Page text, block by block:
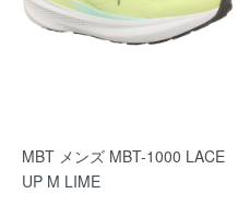
MBT メンズ MBT-1000 LACE
UP M LIME